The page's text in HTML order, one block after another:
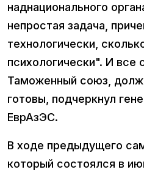
наднационального
непростая задача,
технологически,
психологически". И все
Таможенный союз,
готовы, подчеркнул
ЕврАзЭС.
В ходе предыдущего
который состоялся в